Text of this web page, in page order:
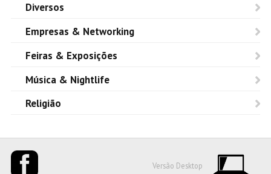
Diversos
Empresas & Networking
Feiras & Exposições
Música & Nightlife
Religião
Versão Desktop